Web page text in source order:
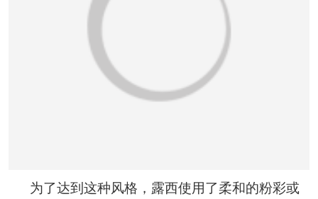
为了达到这种风格，露西使用了柔和的粉彩或